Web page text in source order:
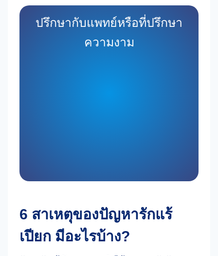
ปรึกษากับแพทย์หรือที่ปรึกษา
ความงาม
6 สาเหตุของปัญหารักแร้
เปียก มีอะไรบ้าง?